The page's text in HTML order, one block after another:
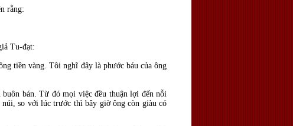
rằng:
Tu-đạt:
tiền vàng. Tôi nghĩ đây là phước báu của ông
bán. Từ đó mọi việc đều thuận lợi đến nỗi
núi, so với lúc trước thì bây giờ ông còn giàu có